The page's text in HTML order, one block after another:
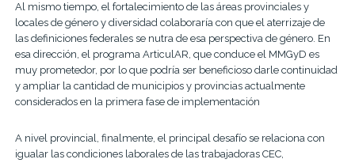
Al mismo tiempo, el fortalecimiento de las áreas provinciales y
locales de género y diversidad colaboraría con que el aterrizaje de
las definiciones federales se nutra de esa perspectiva de género. En
esa dirección, el programa ArticulAR, que conduce el MMGyD es
muy prometedor, por lo que podría ser beneficioso darle continuidad
y ampliar la cantidad de municipios y provincias actualmente
considerados en la primera fase de implementación
A nivel provincial, finalmente, el principal desafío se relaciona con
igualar las condiciones laborales de las trabajadoras CEC,